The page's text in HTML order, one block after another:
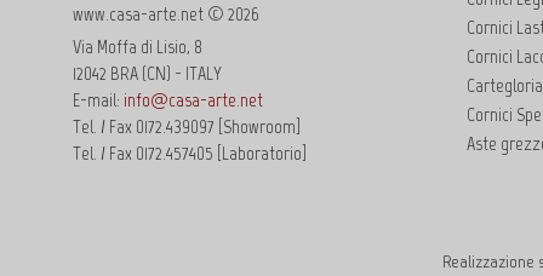
www.casa-arte.net © 2026
Via Moffa di Lisio, 8
12042 BRA (CN) - ITALY
E-mail: info@casa-arte.net
Tel. / Fax 0172.439097 [Showroom]
Tel. / Fax 0172.457405 [Laboratorio]
Cornici
Cornici
Cartegloria
Cornici
Aste
Realizzazione